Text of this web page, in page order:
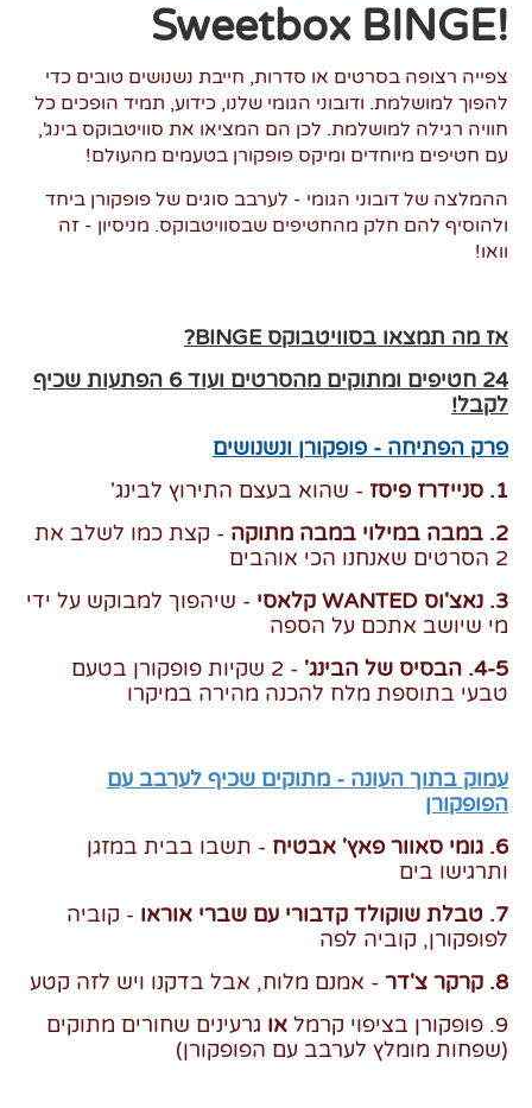
!
Sweetbox BINGE
צפייה רצופה בסרטים או סדרות, חייבת נשנושים טובים כדי
להפוך למושלמת. ודובוני הגומי שלנו, כידוע, תמיד הופכים כל
חוויה רגילה למושלמת. לכן הם המציאו את סוויטבוקס בינג',
עם חטיפים מיוחדים ומיקס פופקורן בטעמים מהעולם!
ההמלצה של דובוני הגומי - לערבב סוגים של פופקורן ביחד
ולהוסיף להם חלק מהחטיפים שבסוויטבוקס. מניסיון - זה
וואו!
אז מה תמצאו בסוויטבוקסBINGE
?
24 חטיפים ומתוקים מהסרטים ועוד 6 הפתעות שכיף
לקבל!
פרק הפתיחה - פופקורן ונשנושים
1. סניידרז פיסז
- שהוא בעצם התירוץ לבינג'
2. במבה במילוי במבה מתוקה
- קצת כמו לשלב את
2 הסרטים שאנחנו הכי אוהבים
3. נאצ'וס WANTED קלאסי
- שיהפוך למבוקש על ידי
מי שיושב אתכם על הספה
4-5. הבסיס של הבינג'
- 2 שקיות פופקורן בטעם
טבעי בתוספת מלח להכנה מהירה במיקרו
עמוק בתוך העונה - מתוקים שכיף לערבב עם
הפופקורן
6. גומי סאוור פאץ' אבטיח
- תשבו בבית במזגן
ותרגישו בים
7. טבלת שוקולד קדבורי עם שברי אוראו
- קוביה
לפופקורן, קוביה לפה
8. קרקר צ'דר
- אמנם מלוח, אבל בדקנו ויש לזה קטע
9. פופקורן בציפוי קרמל
או גרעינים שחורים מתוקים
(שפחות מומלץ לערבב עם הפופקורן)